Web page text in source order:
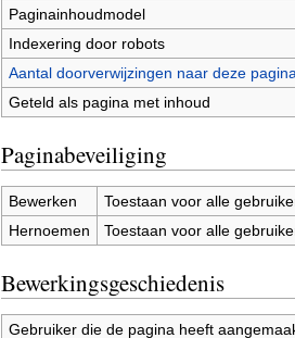
Paginainhoudmodel
Indexering door robots
Aantal doorverwijzingen naar deze
Geteld als pagina met inhoud
Paginabeveiliging
Bewerken
Toestaan voor alle
Hernoemen
Toestaan voor alle
Bewerkingsgeschiedenis
Gebruiker die de pagina heeft